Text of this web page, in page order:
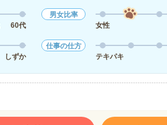
60代
男女比率
女性
しずか
仕事の仕方
テキパキ